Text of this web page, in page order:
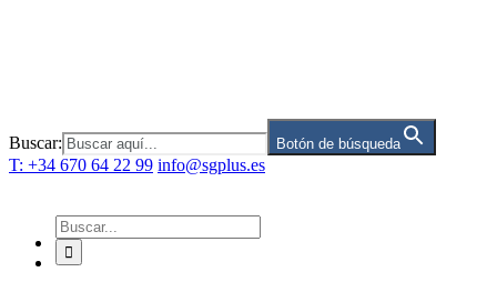
Buscar: Botón de búsqueda
T: +34 670 64 22 99 info@sgplus.es
Buscar: